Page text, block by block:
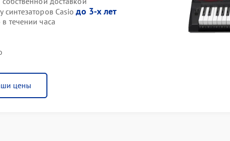
синтезаторов Casioдо 3-х лет
течении часа
цены